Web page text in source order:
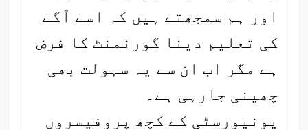
اور ہم سمجھتے ہیں کہ اسے آگے
کی تعلیم دینا گورنمنٹ کا فرض
ہے مگر اب ان سے یہ سہولت بھی
چھینی جارہی ہے۔
یونیورسٹی کے کچھ پروفیسروں